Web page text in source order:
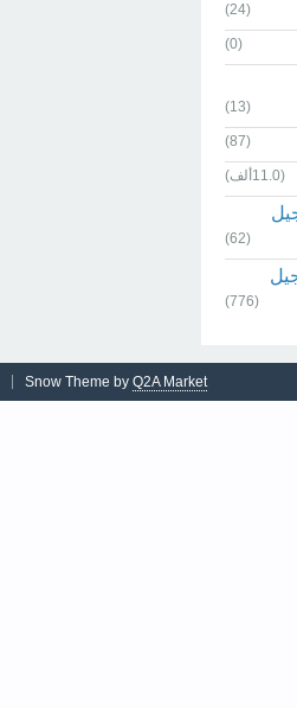
(24)
(0)
(13)
(87)
(11.0ألف)
(62)
(776)
Snow Theme by Q2A Market